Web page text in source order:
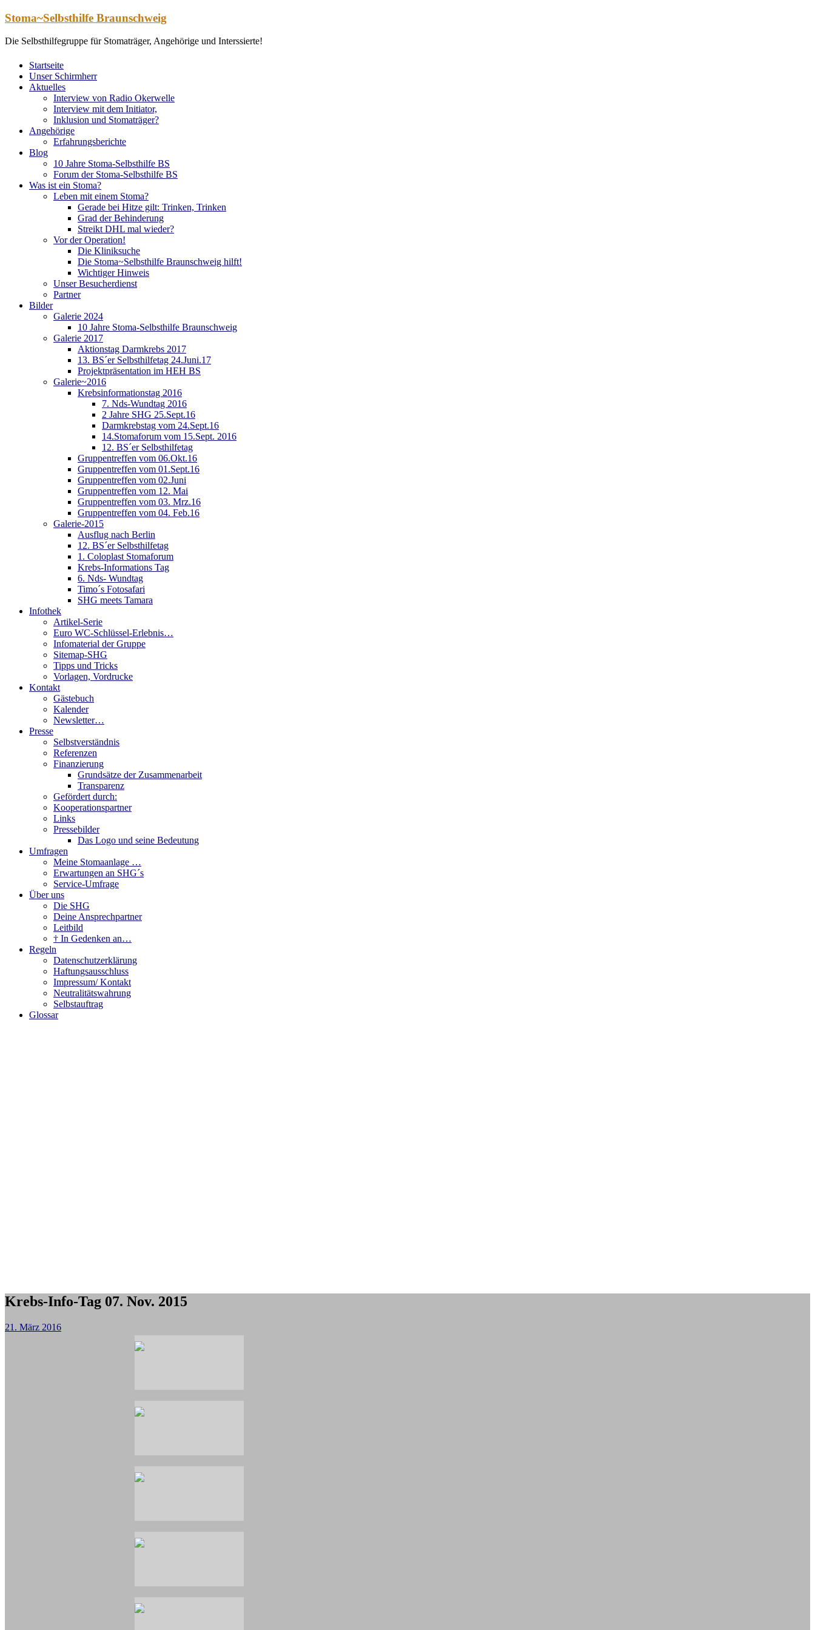
Zum
springen
Stoma~Selbsthilfe Braunschweig
Die Selbsthilfegruppe für Stomaträger, Angehörige und Interssierte!
Startseite
Unser Schirmherr
Aktuelles
Interview von Radio Okerwelle
Interview mit dem Initiator,
Inklusion und Stomaträger?
Angehörige
Erfahrungsberichte
Blog
10 Jahre Stoma-Selbsthilfe BS
Forum der Stoma-Selbsthilfe BS
Was ist ein Stoma?
Leben mit einem Stoma?
Gerade bei Hitze gilt: Trinken, Trinken
Grad der Behinderung
Streikt DHL mal wieder?
Vor der Operation!
Die Kliniksuche
Die Stoma~Selbsthilfe Braunschweig hilft!
Wichtiger Hinweis
Unser Besucherdienst
Partner
Bilder
Galerie 2024
10 Jahre Stoma-Selbsthilfe Braunschweig
Galerie 2017
Aktionstag Darmkrebs 2017
13. BS´er Selbsthilfetag 24.Juni.17
Projektpräsentation im HEH BS
Galerie~2016
Krebsinformationstag 2016
7. Nds-Wundtag 2016
2 Jahre SHG 25.Sept.16
Darmkrebstag vom 24.Sept.16
14.Stomaforum vom 15.Sept. 2016
12. BS´er Selbsthilfetag
Gruppentreffen vom 06.Okt.16
Gruppentreffen vom 01.Sept.16
Gruppentreffen vom 02.Juni
Gruppentreffen vom 12. Mai
Gruppentreffen vom 03. Mrz.16
Gruppentreffen vom 04. Feb.16
Galerie-2015
Ausflug nach Berlin
12. BS´er Selbsthilfetag
1. Coloplast Stomaforum
Krebs-Informations Tag
6. Nds- Wundtag
Timo´s Fotosafari
SHG meets Tamara
Infothek
Artikel-Serie
Euro WC-Schlüssel-Erlebnis…
Infomaterial der Gruppe
Sitemap-SHG
Tipps und Tricks
Vorlagen, Vordrucke
Kontakt
Gästebuch
Kalender
Newsletter…
Presse
Selbstverständnis
Referenzen
Finanzierung
Grundsätze der Zusammenarbeit
Transparenz
Gefördert durch:
Kooperationspartner
Links
Pressebilder
Das Logo und seine Bedeutung
Umfragen
Meine Stomaanlage …
Erwartungen an SHG´s
Service-Umfrage
Über uns
Die SHG
Deine Ansprechpartner
Leitbild
† In Gedenken an…
Regeln
Datenschutzerklärung
Haftungsausschluss
Impressum/ Kontakt
Neutralitätswahrung
Selbstauftrag
Glossar
Krebs-Info-Tag 07. Nov. 2015
21. März 2016